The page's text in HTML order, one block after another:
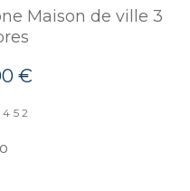
Maison de ville 3
€